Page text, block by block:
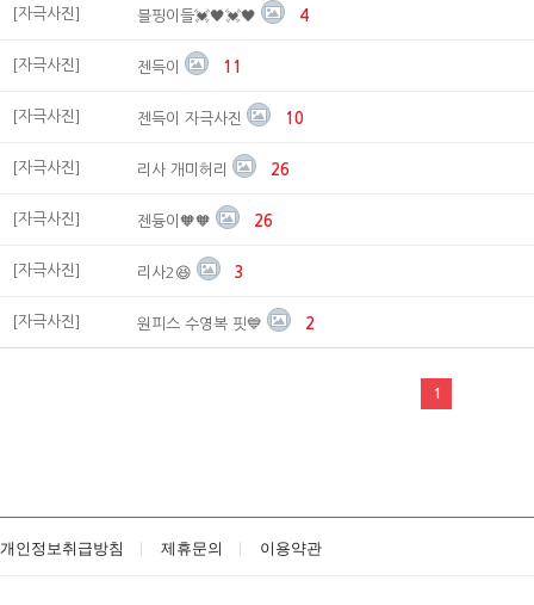
[자극사진] 블핑이들💓🖤💓🖤 4
[자극사진] 젠득이 11
[자극사진] 젠득이 자극사진 10
[자극사진] 리사 개미허리 26
[자극사진] 젠듕이🧡🧡 26
[자극사진] 리사2😆 3
[자극사진] 원피스 수영복 핏💙 2
1
개인정보취급방침 제휴문의 이용약관